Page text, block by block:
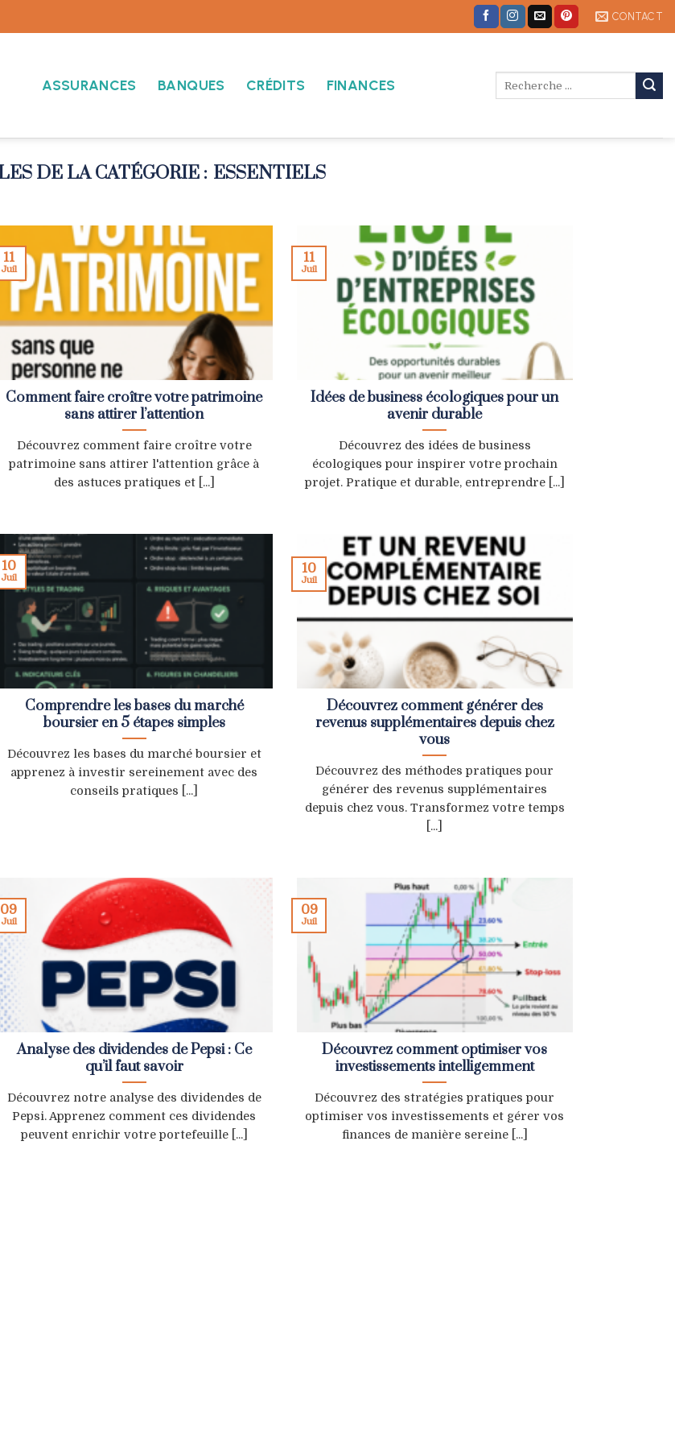
CONTACT
ASSURANCES BANQUES CRÉDITS FINANCES
ESSENTIELS
Comment faire croître votre patrimoine
sans attirer l’attention
Découvrez comment faire croître votre
patrimoine sans attirer l'attention grâce à
des astuces pratiques et [...]
11
Juil
Idées de business écologiques pour un
avenir durable
Découvrez des idées de business
écologiques pour inspirer votre prochain
projet. Pratique et durable, entreprendre [...]
11
Juil
Comprendre les bases du marché
boursier en 5 étapes simples
Découvrez les bases du marché boursier et
apprenez à investir sereinement avec des
conseils pratiques [...]
10
Juil
Découvrez comment générer des
revenus supplémentaires depuis chez
vous
Découvrez des méthodes pratiques pour
générer des revenus supplémentaires
depuis chez vous. Transformez votre temps
[...]
10
Juil
Analyse des dividendes de Pepsi : Ce
qu’il faut savoir
Découvrez notre analyse des dividendes de
Pepsi. Apprenez comment ces dividendes
peuvent enrichir votre portefeuille [...]
09
Juil
Découvrez comment optimiser vos
investissements intelligemment
Découvrez des stratégies pratiques pour
optimiser vos investissements et gérer vos
finances de manière sereine [...]
09
Juil